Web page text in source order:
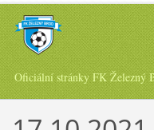
Oficiální stránky FK Železný